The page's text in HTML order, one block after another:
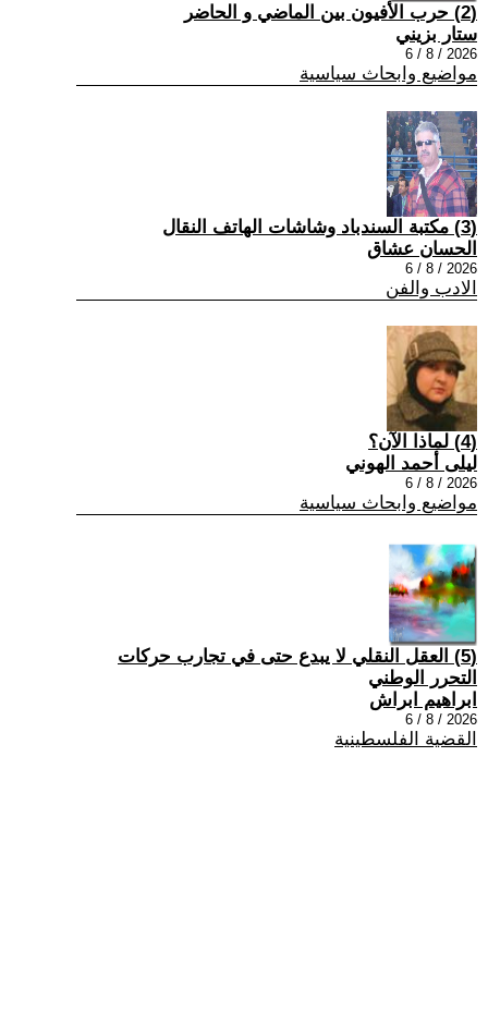
(2) حرب الأفيون بين الماضي و الحاضر
ستار بزيني
2026 / 8 / 6
مواضيع وابحاث سياسية
(3) مكتبة السندباد وشاشات الهاتف النقال
الحسان عشاق
2026 / 8 / 6
الادب والفن
(4) لماذا الآن؟
ليلى أحمد الهوني
2026 / 8 / 6
مواضيع وابحاث سياسية
(5) العقل النقلي لا يبدع حتى في تجارب حركات
التحرر الوطني
ابراهيم ابراش
2026 / 8 / 6
القضية الفلسطينية